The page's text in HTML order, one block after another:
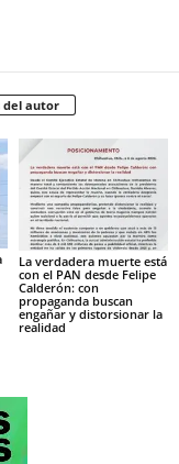
del autor
La verdadera muerte está
con el PAN desde Felipe
Calderón: con
propaganda buscan
engañar y distorsionar la
realidad